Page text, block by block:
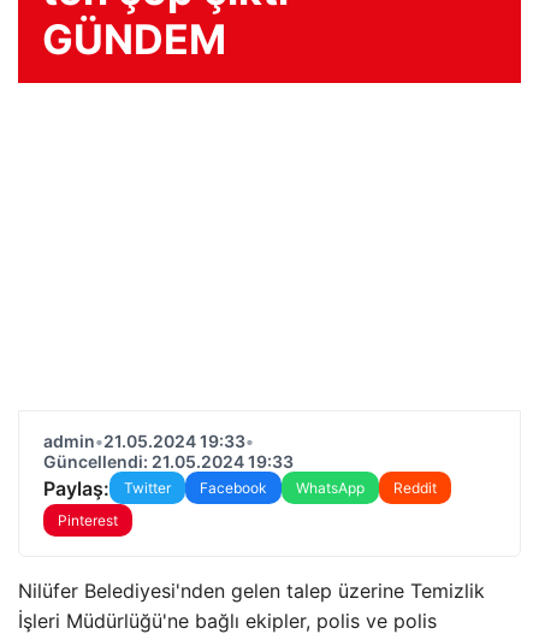
GÜNDEM
admin•21.05.2024 19:33•
Güncellendi: 21.05.2024 19:33
Paylaş: Twitter Facebook WhatsApp
Reddit
Pinterest
Nilüfer Belediyesi'nden gelen talep üzerine Temizlik
İşleri Müdürlüğü'ne bağlı ekipler, polis ve polis